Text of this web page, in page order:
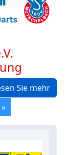
Sie mehr
»